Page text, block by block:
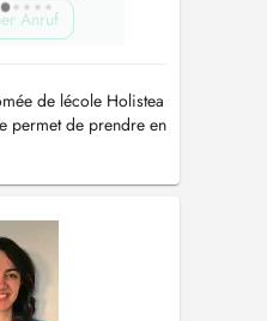
Anruf
de lécole Holistea
permet de prendre en
et une formation
la prise en charge de
Lostéopathie